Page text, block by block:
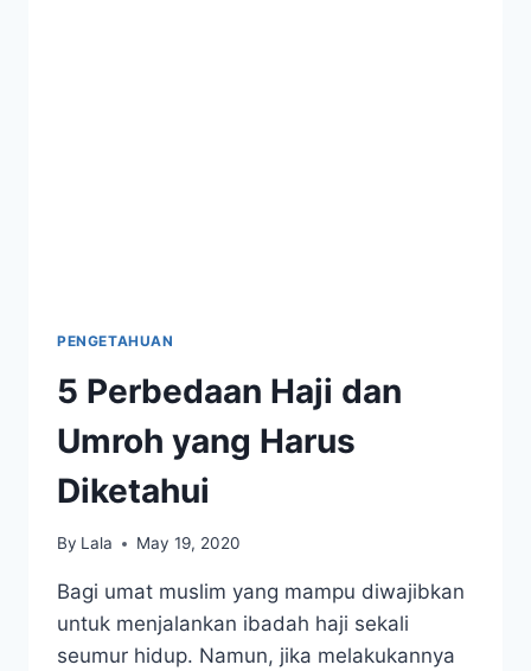
PENGETAHUAN
5 Perbedaan Haji dan
Umroh yang Harus
Diketahui
By Lala May 19, 2020
Bagi umat muslim yang mampu diwajibkan
untuk menjalankan ibadah haji sekali
seumur hidup. Namun, jika melakukannya